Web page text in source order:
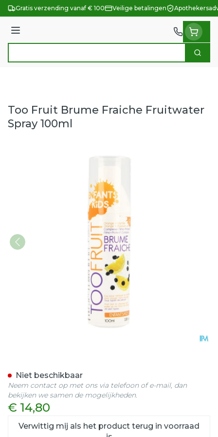
Ga naar de inhoud
Gratis verzending vanaf € 100 Veilige betalingen
Menu
Zoek
Too Fruit Brume Fraiche Fruitwater
Spray 100ml
€ 14,80
Verwittig mij als het product terug in voorraad
Niet beschikbaar
Neem contact op met ons via telefoon of e-mail, dan
bekijken we samen de mogelijkheden.